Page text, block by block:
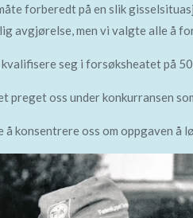
forberedt på en slik
avgjørelse, men vi valgte alle å
seg i forsøksheatet på
preget oss under konkurransen
å konsentrere oss om oppgaven å